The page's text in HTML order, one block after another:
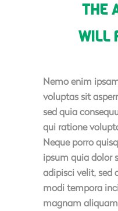
THE
WILL
Nemo enim
voluptas sit
sed quia
qui ratione
Neque porro
ipsum quia dolor
adipisci velit, sed
modi tempora
magnam